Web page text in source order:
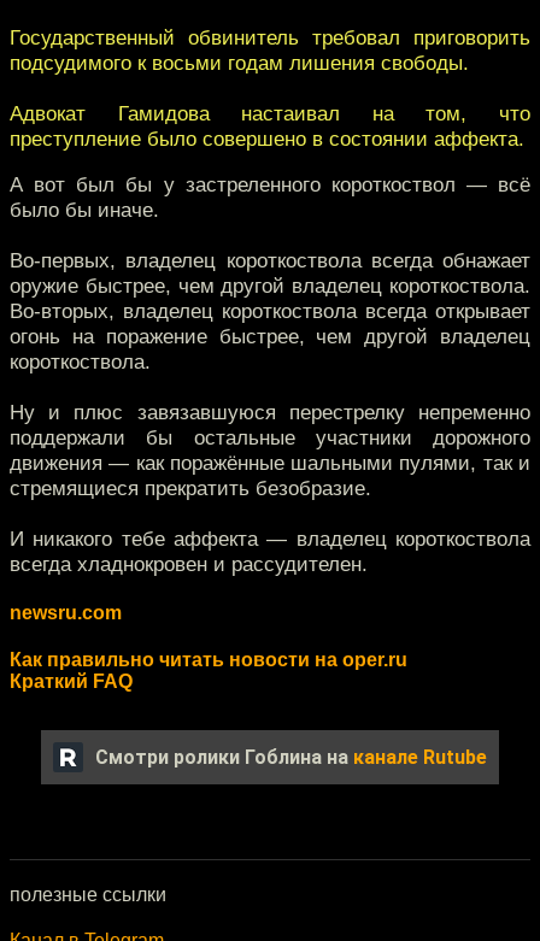
Государственный обвинитель требовал приговорить
подсудимого к восьми годам лишения свободы.
Адвокат Гамидова настаивал на том, что
преступление было совершено в состоянии аффекта.
А вот был бы у застреленного короткоствол — всё
было бы иначе.
Во-первых, владелец короткоствола всегда обнажает
оружие быстрее, чем другой владелец короткоствола.
Во-вторых, владелец короткоствола всегда открывает
огонь на поражение быстрее, чем другой владелец
короткоствола.
Ну и плюс завязавшуюся перестрелку непременно
поддержали бы остальные участники дорожного
движения — как поражённые шальными пулями, так и
стремящиеся прекратить безобразие.
И никакого тебе аффекта — владелец короткоствола
всегда хладнокровен и рассудителен.
newsru.com
Как правильно читать новости на oper.ru
Краткий FAQ
Смотри ролики Гоблина на канале Rutube
полезные ссылки